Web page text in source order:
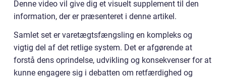
Denne video vil give dig et visuelt supplement til den
information, der er præsenteret i denne artikel.
Samlet set er varetægtsfængsling en kompleks og
vigtig del af det retlige system. Det er afgørende at
forstå dens oprindelse, udvikling og konsekvenser for at
kunne engagere sig i debatten om retfærdighed og